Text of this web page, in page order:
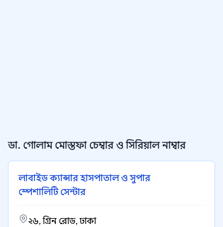
ডা. গোলাম মোস্তফা চেম্বার ও সিরিয়াল নাম্বার
লাবাইড ক্যান্সার হাসপাতাল ও সুপার
স্পেশালিটি সেন্টার
২৬, গ্রিন রোড, ঢাকা